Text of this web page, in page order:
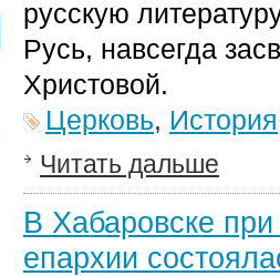
русскую
Русь, навсегда
Христовой.
Церковь, История
Читать дальше
В Хабаровске
епархии